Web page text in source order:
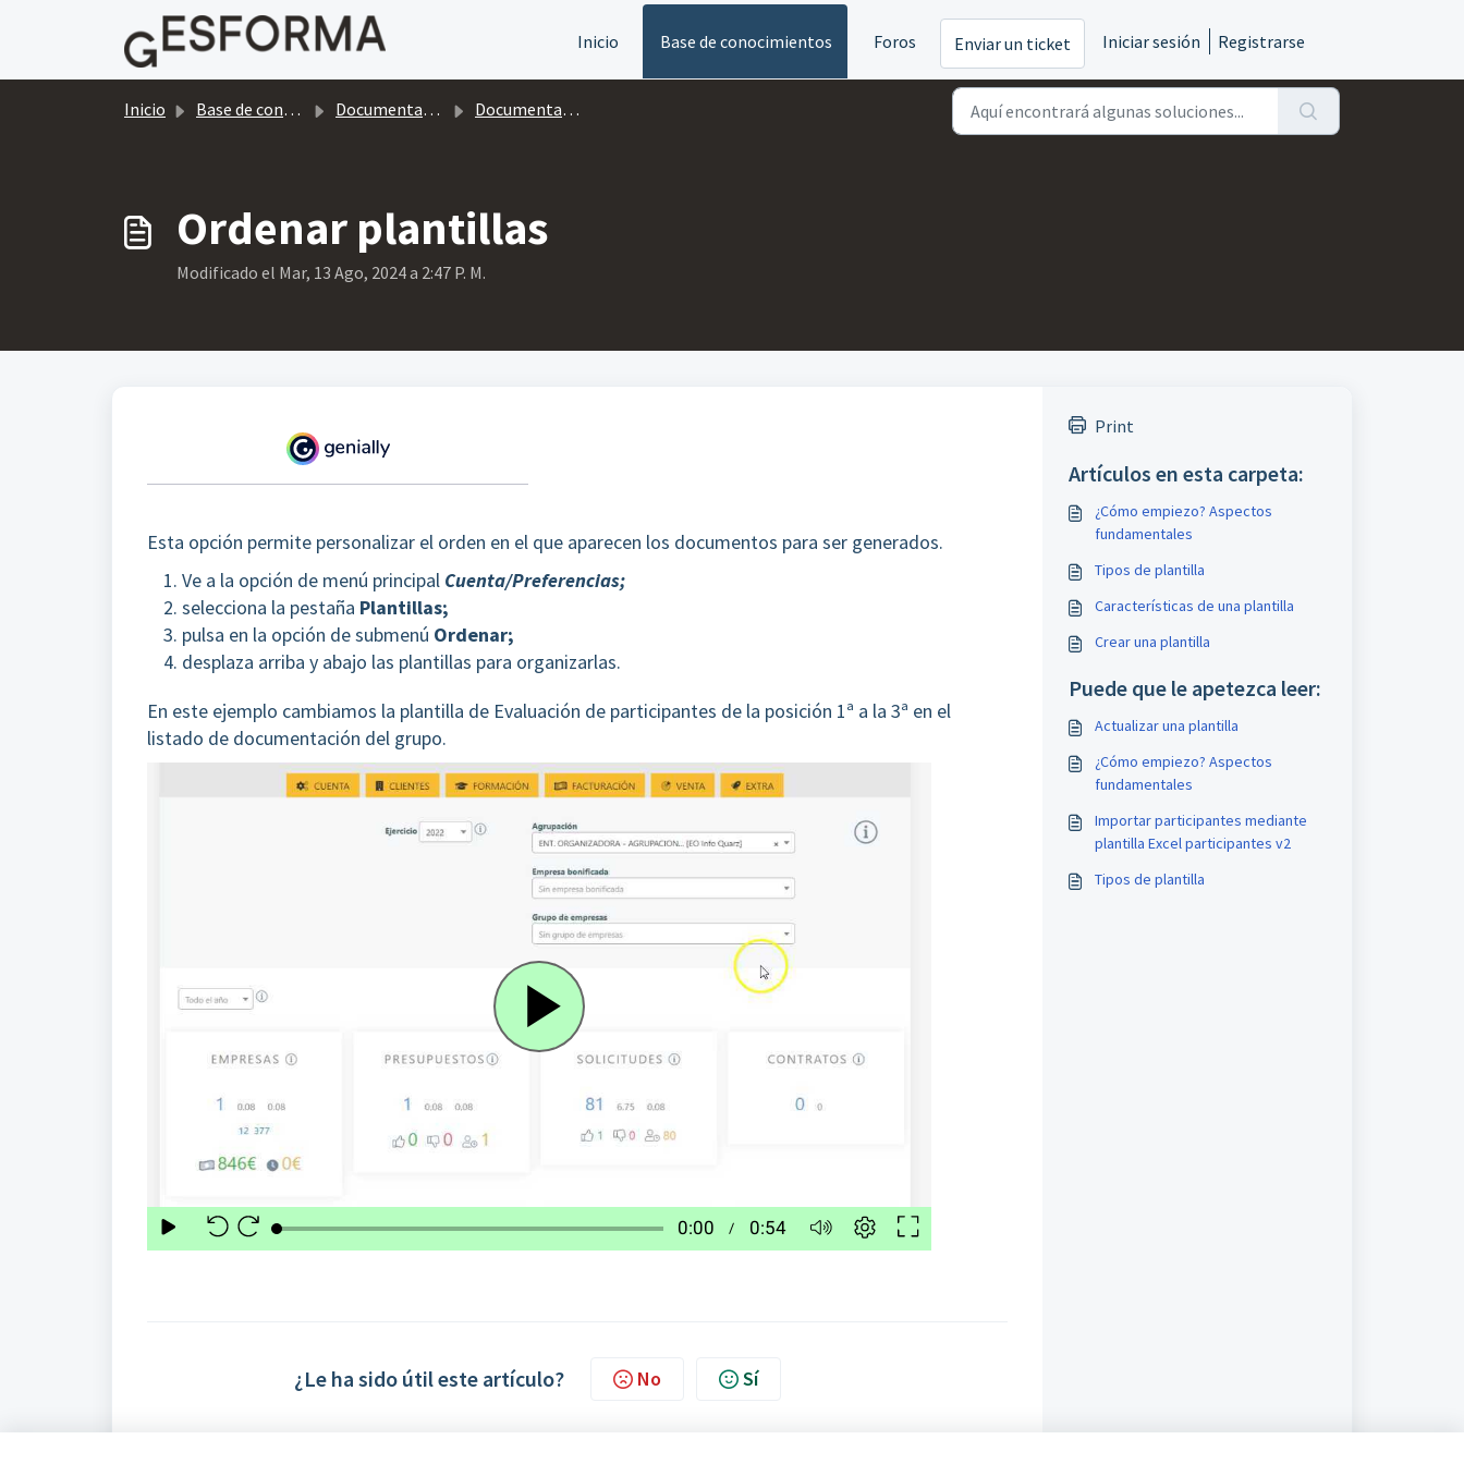
Saltar al contenido principal
Inicio
Base de conocimientos Foros Enviar un ticket Iniciar sesión Registrarse
Inicio Base de conocimientos Documentación Documentación
Ordenar plantillas
Modificado el Mar, 13 Ago, 2024 a 2:47 P. M.
Esta opción permite personalizar el orden en el que aparecen los documentos para ser generados.
Ve a la opción de menú principal Cuenta/Preferencias;
selecciona la pestaña Plantillas;
pulsa en la opción de submenú Ordenar;
desplaza arriba y abajo las plantillas para organizarlas.
En este ejemplo cambiamos la plantilla de Evaluación de participantes de la posición 1ª a la 3ª en el
listado de documentación del grupo.
¿Le ha sido útil este artículo? No Sí
Print
Artículos en esta carpeta:
¿Cómo empiezo? Aspectos
fundamentales
Tipos de plantilla
Características de una plantilla
Crear una plantilla
Puede que le apetezca leer:
Actualizar una plantilla
¿Cómo empiezo? Aspectos
fundamentales
Importar participantes mediante
plantilla Excel participantes v2
Tipos de plantilla